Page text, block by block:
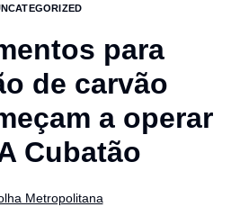
para
de carvão
a operar
Cubatão
Metropolitana